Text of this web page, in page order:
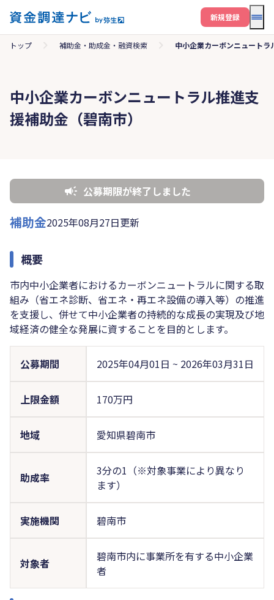
メ
新規登録
トップ 補助金・助成金・融資検索 中小企業カーボンニュート
中小企業カーボンニュートラル推進支
援補助金（碧南市）
公募期限が終了しました
補助金2025年08月27日更新
概要
市内中小企業者におけるカーボンニュートラルに関する取
組み（省エネ診断、省エネ・再エネ設備の導入等）の推進
を支援し、併せて中小企業者の持続的な成長の実現及び地
域経済の健全な発展に資することを目的とします。
公募期間 2025年04月01日 ~ 2026年03月31日
上限金額 170万円
地域 愛知県碧南市
助成率
3分の1（※対象事業により異なり
ます）
実施機関 碧南市
対象者
碧南市内に事業所を有する中小企業
者